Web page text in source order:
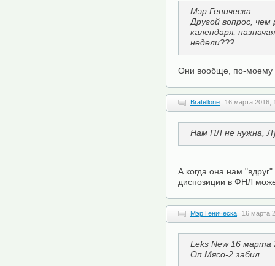
Мэр Геническа
Другой вопрос, чем
календаря,
недели???
Они вообще, по-моему
Bratellone 16 марта 2016,
Нам ПЛ не нужна,
А когда она нам
диспозиции в ФНЛ
Мэр Геническа 16 марта
Leks New 16 марта
Оп Мясо-2 забил.....